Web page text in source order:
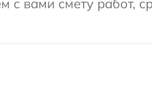
с вами смету работ,